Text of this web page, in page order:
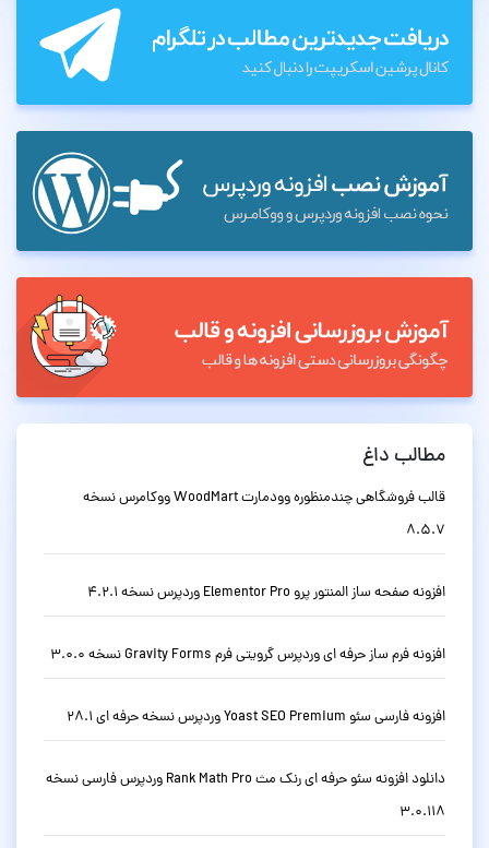
مطالب داغ
قالب فروشگاهی چندمنظوره وودمارت WoodMart ووکامرس نسخه
8.5.7
افزونه صفحه ساز المنتور پرو Elementor Pro وردپرس نسخه 4.2.1
افزونه فرم ساز حرفه ای وردپرس گرویتی فرم Gravity Forms نسخه 3.0.0
افزونه فارسی سئو Yoast SEO Premium وردپرس نسخه حرفه ای 28.1
دانلود افزونه سئو حرفه ای رنک مث Rank Math Pro وردپرس فارسی نسخه
3.0.118